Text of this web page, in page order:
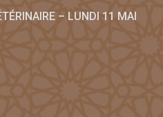
– LUNDI 11 MAI